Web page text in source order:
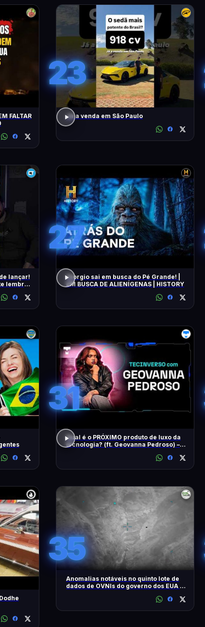
FALTAR
23
Já a venda em São Paulo
lançar!
lembra
27
Giorgio sai em busca do Pé Grande! |
EM BUSCA DE ALIENÍGENAS | HISTORY
31
Qual é o PRÓXIMO produto de luxo da
tecnologia? (ft. Geovanna Pedroso) –
35
Anomalias notáveis ​​no quinto lote de
dados de OVNIs do governo dos EUA -